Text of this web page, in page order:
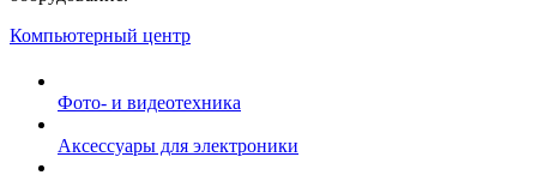
Компьютерный центр
Фото- и видеотехника
Аксессуары для электроники